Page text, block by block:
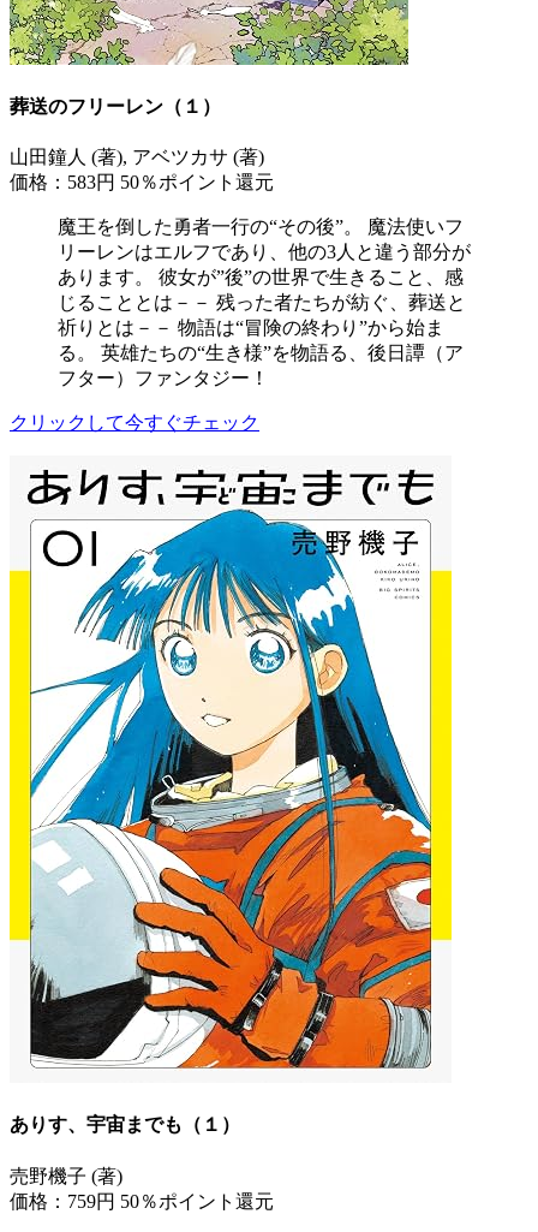
葬送のフリーレン（１）
山田鐘人 (著), アベツカサ (著)
価格：583円 50％ポイント還元
魔王を倒した勇者一行の“その後”。 魔法使いフ
リーレンはエルフであり、他の3人と違う部分が
あります。 彼女が”後”の世界で生きること、感
じることとは－－ 残った者たちが紡ぐ、葬送と
祈りとは－－ 物語は“冒険の終わり”から始ま
る。 英雄たちの“生き様”を物語る、後日譚（ア
フター）ファンタジー！
クリックして今すぐチェック
ありす、宇宙までも（１）
売野機子 (著)
価格：759円 50％ポイント還元